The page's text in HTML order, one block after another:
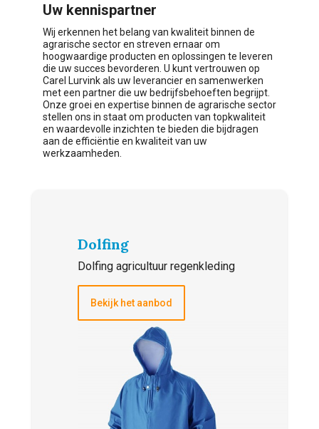
Uw kennispartner
Wij erkennen het belang van kwaliteit binnen de
agrarische sector en streven ernaar om
hoogwaardige producten en oplossingen te leveren
die uw succes bevorderen. U kunt vertrouwen op
Carel Lurvink als uw leverancier en samenwerken
met een partner die uw bedrijfsbehoeften begrijpt.
Onze groei en expertise binnen de agrarische sector
stellen ons in staat om producten van topkwaliteit
en waardevolle inzichten te bieden die bijdragen
aan de efficiëntie en kwaliteit van uw
werkzaamheden.
Dolfing
Dolfing agricultuur regenkleding
Bekijk het aanbod